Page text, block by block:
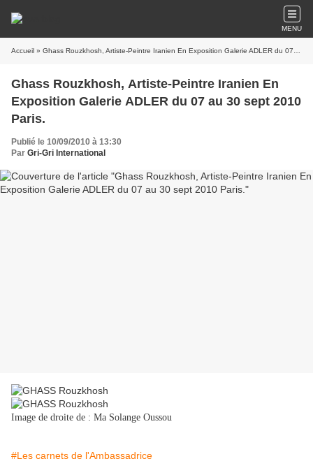
MENU
Accueil » Ghass Rouzkhosh, Artiste-Peintre Iranien En Exposition Galerie ADLER du 07 au 30 sept 2010 Paris.
Ghass Rouzkhosh, Artiste-Peintre Iranien En
Exposition Galerie ADLER du 07 au 30 sept 2010
Paris.
Publié le 10/09/2010 à 13:30
Par Gri-Gri International
Image de droite de : Ma Solange Oussou
#Les carnets de l'Ambassadrice